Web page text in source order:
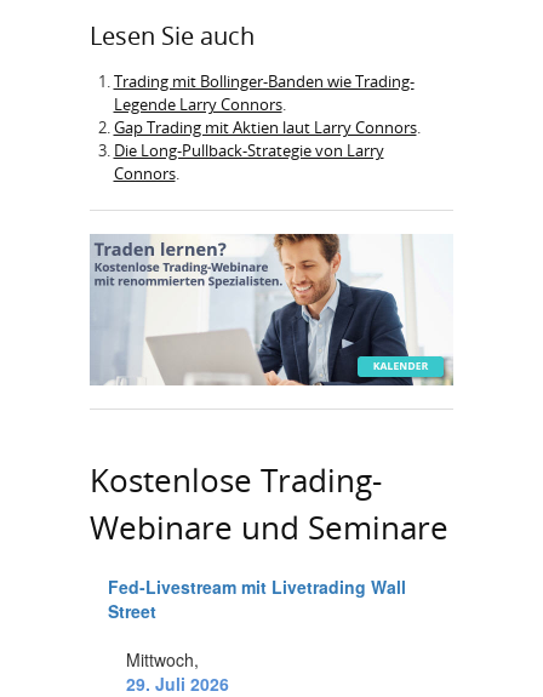
Lesen Sie auch
Trading mit Bollinger-Banden wie Trading-
Legende Larry Connors.
Gap Trading mit Aktien laut Larry Connors.
Die Long-Pullback-Strategie von Larry
Connors.
Kostenlose Trading-
Webinare und Seminare